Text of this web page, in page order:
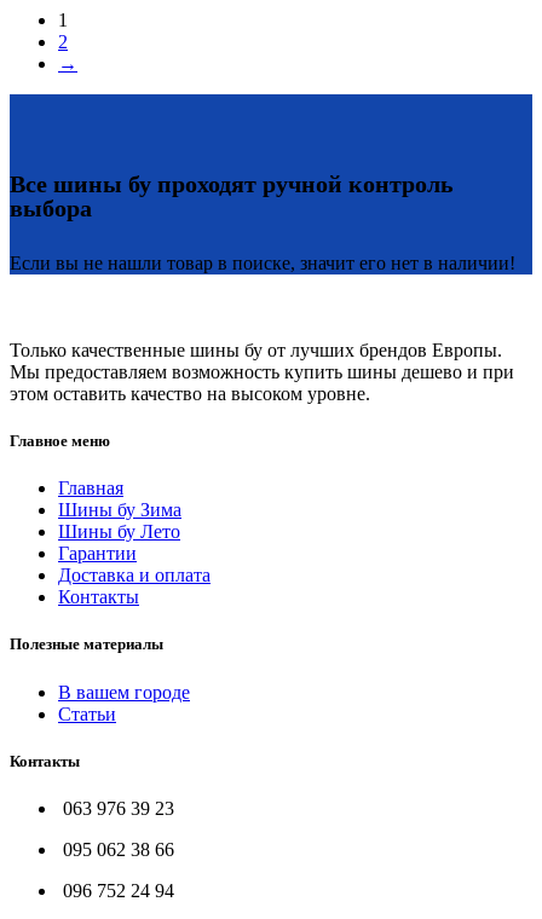
1
2
→
Все шины бу проходят ручной контроль
выбора
Если вы не нашли товар в поиске, значит его нет в наличии!
Только качественные шины бу от лучших брендов Европы.
Мы предоставляем возможность купить шины дешево и при
этом оставить качество на высоком уровне.
Главное меню
Главная
Шины бу Зима
Шины бу Лето
Гарантии
Доставка и оплата
Контакты
Полезные материалы
В вашем городе
Статьи
Контакты
063 976 39 23
095 062 38 66
096 752 24 94